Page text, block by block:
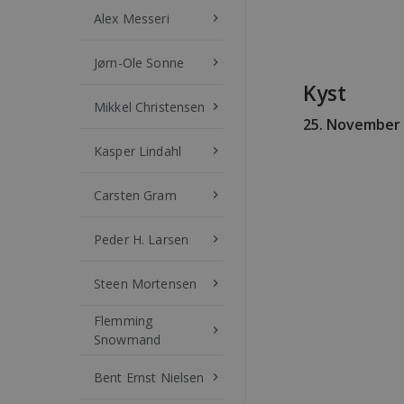
Alex Messeri keyboard_arrow_right
Jørn-Ole Sonne keyboard_arrow_right
Mikkel Christensen keyboard_arrow_right
Kasper Lindahl keyboard_arrow_right
Carsten Gram keyboard_arrow_right
Peder H. Larsen keyboard_arrow_right
Steen Mortensen keyboard_arrow_right
Flemming
Snowmand
keyboard_arrow_right
Bent Ernst Nielsen keyboard_arrow_right
Kyst
25. November